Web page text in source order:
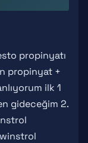
propinyatı
propinyat +
ilk 1
gideceğim 2.